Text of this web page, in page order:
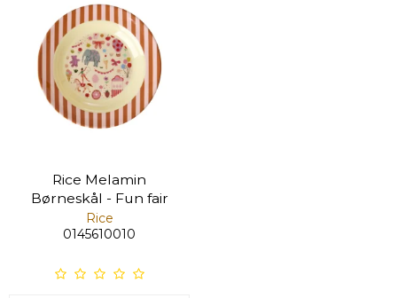
Rice Melamin
Børneskål - Fun fair
Rice
0145610010